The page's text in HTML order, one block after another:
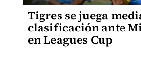
Tigres se juega
clasificación ante
en Leagues Cup